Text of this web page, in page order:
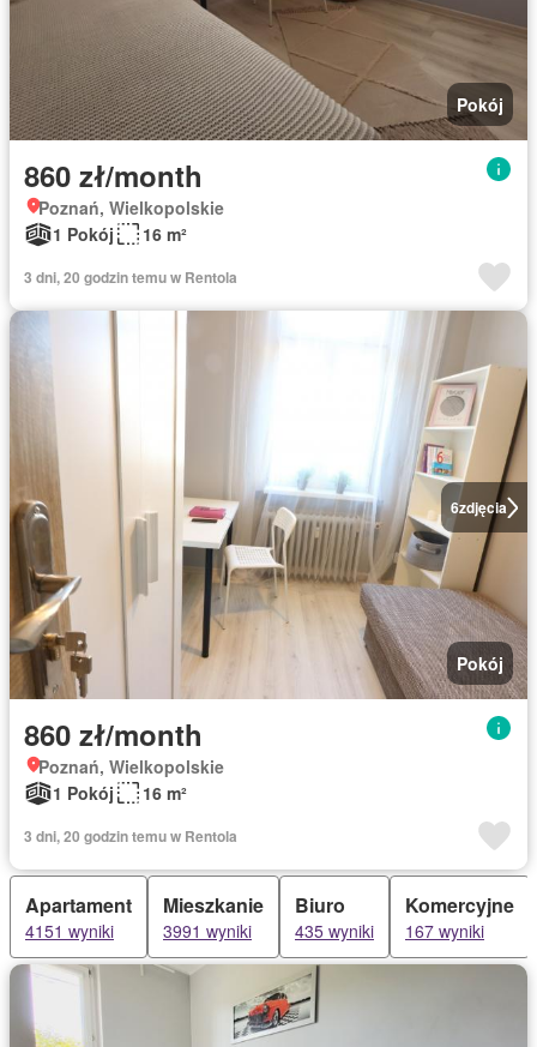
Pokój
860 zł/month
Poznań, Wielkopolskie
1 Pokój
16 m²
3 dni, 20 godzin temu w Rentola
6zdjęcia
Pokój
860 zł/month
Poznań, Wielkopolskie
1 Pokój
16 m²
3 dni, 20 godzin temu w Rentola
Apartament
4151 wyniki
Mieszkanie
3991 wyniki
Biuro
435 wyniki
Komercyjne
167 wyniki